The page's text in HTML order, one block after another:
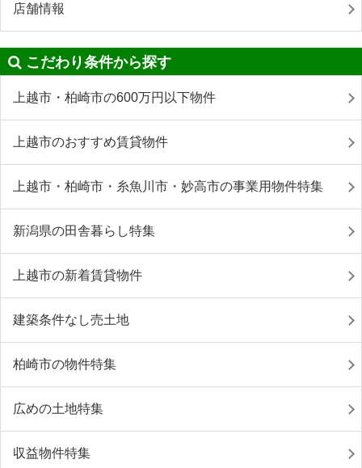
店舗情報
こだわり条件から探す
上越市・柏崎市の600万円以下物件
上越市のおすすめ賃貸物件
上越市・柏崎市・糸魚川市・妙高市の事業用物件特集
新潟県の田舎暮らし特集
上越市の新着賃貸物件
建築条件なし売土地
柏崎市の物件特集
広めの土地特集
収益物件特集